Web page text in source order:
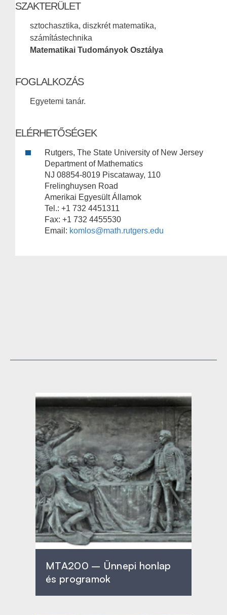
SZAKTERÜLET
sztochasztika, diszkrét matematika,
számítástechnika
Matematikai Tudományok Osztálya
FOGLALKOZÁS
Egyetemi tanár.
ELÉRHETŐSÉGEK
Rutgers, The State University of New Jersey
Department of Mathematics
NJ 08854-8019 Piscataway, 110
Frelinghuysen Road
Amerikai Egyesült Államok
Tel.: +1 732 4451311
Fax: +1 732 4455530
Email: komlos@math.rutgers.edu
MTA200 – Ünnepi honlap
és programok